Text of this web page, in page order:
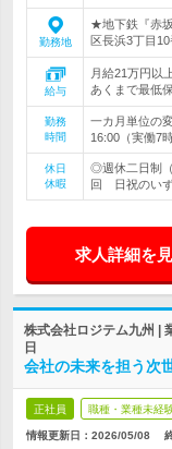
勤務地
★地下鉄『赤
区長浜3丁目
給与
月給21万円以
あくまで最低
勤務
時間
一カ月単位の
16:00（実働7
休日
休暇
◎週休二日制
回 日祝のい
求人詳細を
株式会社ロジテム九州 |
日
会社の未来を担う次
正社員 職種・業種未経
情報更新日：2026/05/08